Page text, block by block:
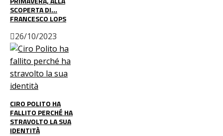
SCOPERTA DI…
FRANCESCO LOPS
26/10/2023
CIRO POLITO HA
FALLITO PERCHÉ HA
STRAVOLTO LA SUA
IDENTITÀ